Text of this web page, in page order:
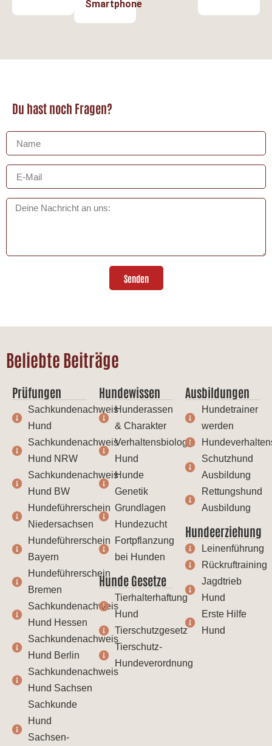
Smartphone
Du hast noch Fragen?
Senden
Beliebte Beiträge
Prüfungen
Sachkundenachweis
Hund
Sachkundenachweis
Hund NRW
Sachkundenachweis
Hund BW
Hundeführerschein
Niedersachsen
Hundeführerschein
Bayern
Hundeführerschein
Bremen
Sachkundenachweis
Hund Hessen
Sachkundenachweis
Hund Berlin
Sachkundenachweis
Hund Sachsen
Sachkunde
Hund
Sachsen-
Hundewissen
Hunderassen
& Charakter
Verhaltensbiologie
Hund
Hunde
Genetik
Grundlagen
Hundezucht
Fortpflanzung
bei Hunden
Hunde Gesetze
Tierhalterhaftung
Hund
Tierschutzgesetz
Tierschutz-
Hundeverordnung
Ausbildungen
Hundetrainer
werden
Schutzhund
Ausbildung
Rettungshund
Ausbildung
Hundeerziehung
Leinenführung
Rückruftraining
Jagdtrieb
Hund
Erste Hilfe
Hund